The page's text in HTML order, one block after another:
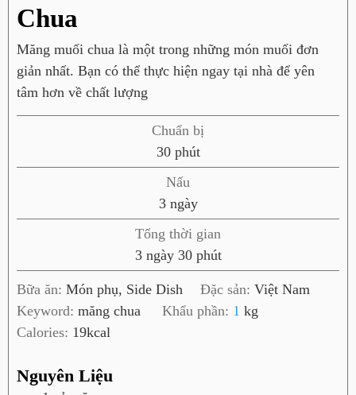
Chua
Măng muối chua là một trong những món muối đơn
giản nhất. Bạn có thể thực hiện ngay tại nhà để yên
tâm hơn về chất lượng
Chuẩn bị
30p
h
t
phút
Nấu
3n
g
à
y
ngày
Tổng thời gian
3n
g
à
ngày 30p
h
t
phút
Bữa ăn: Món phụ, Side Dish Đặc sản:Việt Nam
Keyword: măng chua Khẩu phần: 1 kg
Calories: 19kcal
Nguyên Liệu